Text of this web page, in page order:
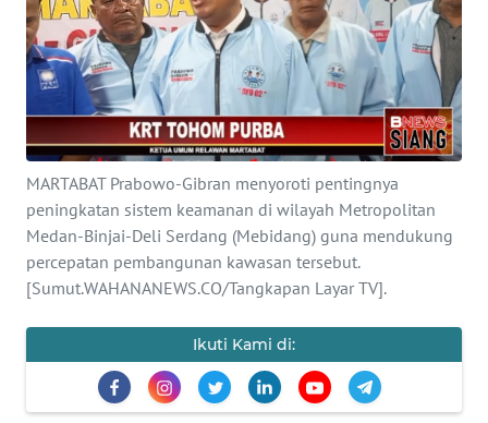
MARTABAT Prabowo-Gibran menyoroti pentingnya
peningkatan sistem keamanan di wilayah Metropolitan
Medan-Binjai-Deli Serdang (Mebidang) guna mendukung
percepatan pembangunan kawasan tersebut.
[Sumut.WAHANANEWS.CO/Tangkapan Layar TV].
Ikuti Kami di:
INDEKS
BERITA
KONTAK
KAMI
IKLAN
TENTANG
KAMI
PEDOMAN